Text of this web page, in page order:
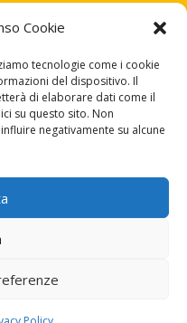
Cookie
tecnologie come i cookie
del dispositivo. Il
di elaborare dati come il
su questo sito. Non
negativamente su alcune
regole di